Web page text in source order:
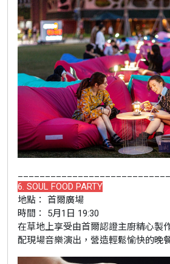
6. SOUL FOOD PARTY
地點： 首爾廣場
時間： 5月1日 19:30
在草地上享受由首爾認證主廚精心製
配現場音樂演出，營造輕鬆愉快的晚